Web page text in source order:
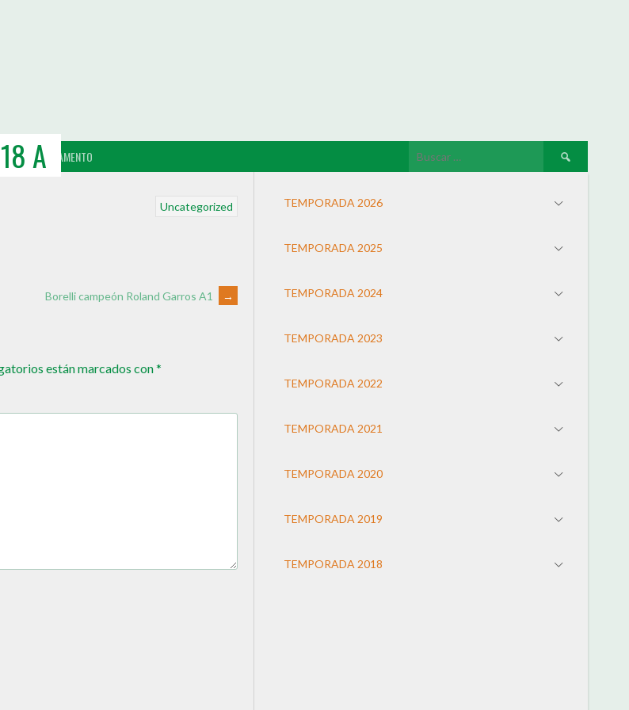
REGLAMENTO
A
Uncategorized
Borelli campeón Roland Garros A1 →
están marcados con*
TEMPORADA 2026
TEMPORADA 2025
TEMPORADA 2024
TEMPORADA 2023
TEMPORADA 2022
TEMPORADA 2021
TEMPORADA 2020
TEMPORADA 2019
TEMPORADA 2018